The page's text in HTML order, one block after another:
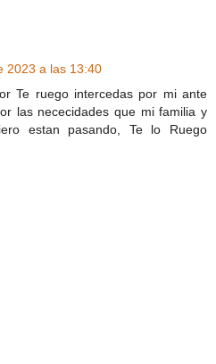
2023 a las 13:40
Te ruego intercedas por mi ante
las nececidades que mi familia y
estan pasando, Te lo Ruego